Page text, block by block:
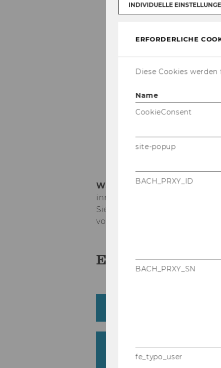
Warum soll­ten
in­no­va­ti­ves
Sie sich hier die
von Stu­die­ren­den an.
Eva­lu­ie­run­gen
Ash­ley Simpson:
Jonas Bunte:
INDIVIDUELLE
ERFORDERLICHE
Diese Cookies
Name
CookieConsent
site-popup
BACH_PRXY_ID
BACH_PRXY_SN
fe_typo_user